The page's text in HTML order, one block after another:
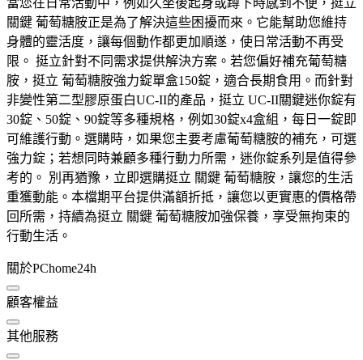
當您在日常活動中，例如久坐後起身或蹲下時感到不便，挺立
關鍵 葡萄糖胺正是為了解決這些困擾而來。它能幫助您維持
身體的靈活度，讓每個動作都更加順遂，使日常活動不再受
限。 挺立針對不同需求提供解決方案。若您偏好補充葡萄糖
胺，挺立 葡萄糖胺強力錠單盒150錠，適合長期食用。而針對
非變性第二型膠原蛋白UC-II的產品，挺立 UC-II關鍵迷你錠有
30錠、50錠、90錠等多種規格，例如30錠x4盒組，每日一錠即
可維護行動。選購時，如果您主要考慮葡萄糖胺的補充，可選
強力錠；若想同時兼顧多種行動力所需，迷你錠系列是值得參
考的。 別再猶豫，立即選購挺立 關鍵 葡萄糖胺，讓您的生活
重獲動能。本檔期平台提供滿額折抵，讓您以更實惠的價格帶
回所需，持續為挺立 關鍵 葡萄糖胺加強保養，享受無拘束的
行動生活。
關於PChome24h
顧客權益
其他服務